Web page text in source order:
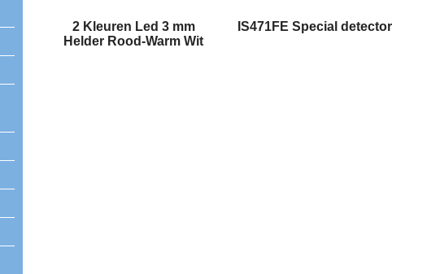
2 Kleuren Led 3 mm
Helder Rood-Warm Wit
IS471FE Special detector